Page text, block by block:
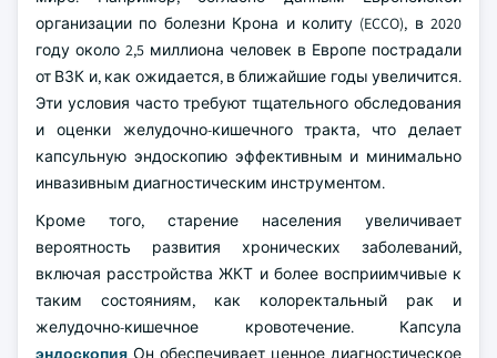
организации по болезни Крона и колиту (ECCO), в 2020
году около 2,5 миллиона человек в Европе пострадали
от ВЗК и, как ожидается, в ближайшие годы увеличится.
Эти условия часто требуют тщательного обследования
и оценки желудочно-кишечного тракта, что делает
капсульную эндоскопию эффективным и минимально
инвазивным диагностическим инструментом.
Кроме того, старение населения увеличивает
вероятность развития хронических заболеваний,
включая расстройства ЖКТ и более восприимчивые к
таким состояниям, как колоректальный рак и
желудочно-кишечное кровотечение. Капсула
эндоскопия Он обеспечивает ценное диагностическое